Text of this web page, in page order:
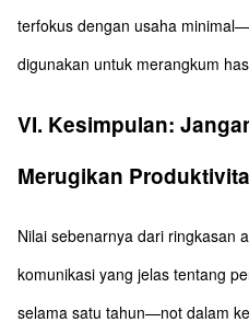
terfokus dengan usaha
digunakan untuk merangkum
VI. Kesimpulan:
Merugikan
Nilai sebenarnya dari ringkasan
komunikasi yang jelas tentang
selama satu tahun—not dalam